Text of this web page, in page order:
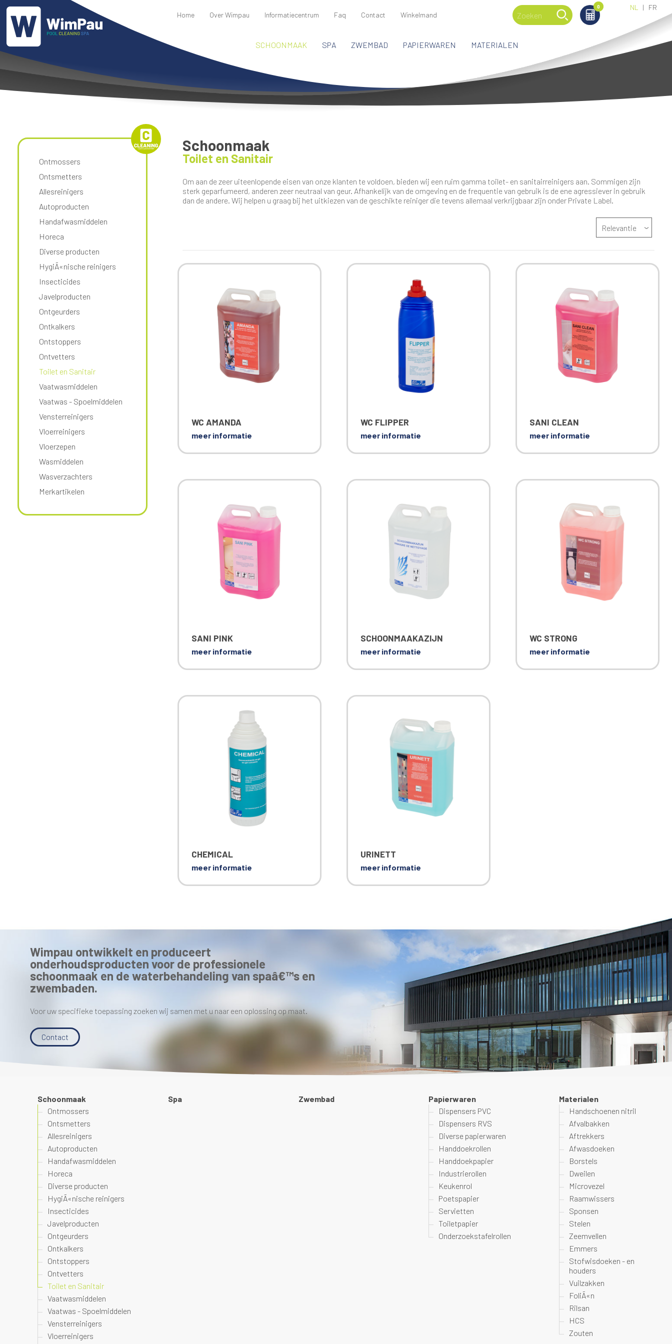
NL FR
0
0
Home Over Wimpau Informatiecentrum Faq Contact Winkelmand
SCHOONMAAK SPA ZWEMBAD PAPIERWAREN MATERIALEN
Ontmossers
Ontsmetters
Allesreinigers
Autoproducten
Handafwasmiddelen
Horeca
Diverse producten
HygiÃ«nische reinigers
Insecticides
Javelproducten
Ontgeurders
Ontkalkers
Ontstoppers
Ontvetters
Toilet en Sanitair
Vaatwasmiddelen
Vaatwas - Spoelmiddelen
Vensterreinigers
Vloerreinigers
Vloerzepen
Wasmiddelen
Wasverzachters
Merkartikelen
Schoonmaak
Toilet en Sanitair
Om aan de zeer uiteenlopende eisen van onze klanten te voldoen, bieden wij een ruim gamma toilet- en sanitairreinigers aan. Sommigen zijn
sterk geparfumeerd, anderen zeer neutraal van geur. Afhankelijk van de omgeving en de frequentie van gebruik is de ene agressiever in gebruik
dan de andere. Wij helpen u graag bij het uitkiezen van de geschikte reiniger die tevens allemaal verkrijgbaar zijn onder Private Label.
Relevantie
WC AMANDA
meer informatie
WC FLIPPER
meer informatie
SANI CLEAN
meer informatie
SANI PINK
meer informatie
SCHOONMAAKAZIJN
meer informatie
WC STRONG
meer informatie
CHEMICAL
meer informatie
URINETT
meer informatie
Wimpau ontwikkelt en produceert
onderhoudsproducten voor de professionele
schoonmaak en de waterbehandeling van spaâ€™s en
zwembaden.
Voor uw specifieke toepassing zoeken wij samen met u naar een oplossing op maat.
Contact
Schoonmaak
Ontmossers
Ontsmetters
Allesreinigers
Autoproducten
Handafwasmiddelen
Horeca
Diverse producten
HygiÃ«nische reinigers
Insecticides
Javelproducten
Ontgeurders
Ontkalkers
Ontstoppers
Ontvetters
Toilet en Sanitair
Vaatwasmiddelen
Vaatwas - Spoelmiddelen
Vensterreinigers
Vloerreinigers
Spa Zwembad
Papierwaren
Dispensers PVC
Dispensers RVS
Diverse papierwaren
Handdoekrollen
Handdoekpapier
Industrierollen
Keukenrol
Poetspapier
Servietten
Toiletpapier
Onderzoekstafelrollen
Materialen
Handschoenen nitril
Afvalbakken
Aftrekkers
Afwasdoeken
Borstels
Dweilen
Microvezel
Raamwissers
Sponsen
Stelen
Zeemvellen
Emmers
Stofwisdoeken - en
houders
Vuilzakken
FoliÃ«n
Rilsan
HCS
Zouten